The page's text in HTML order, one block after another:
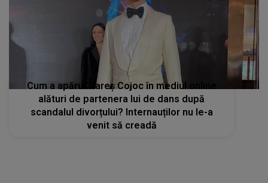
Cum a apărut Rareș Cojoc în mediul online
alături de partenera lui de dans după
scandalul divorțului? Internauților nu le-a
venit să creadă